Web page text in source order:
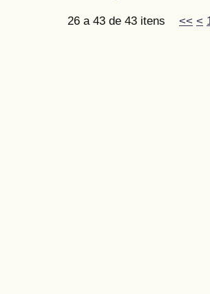
26 a 43 de 43 itens << <